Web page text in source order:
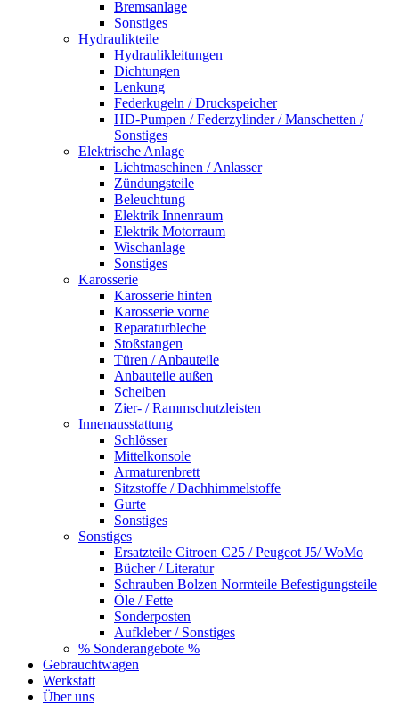
Bremsanlage
Sonstiges
Hydraulikteile
Hydraulikleitungen
Dichtungen
Lenkung
Federkugeln / Druckspeicher
HD-Pumpen / Federzylinder / Manschetten /
Sonstiges
Elektrische Anlage
Lichtmaschinen / Anlasser
Zündungsteile
Beleuchtung
Elektrik Innenraum
Elektrik Motorraum
Wischanlage
Sonstiges
Karosserie
Karosserie hinten
Karosserie vorne
Reparaturbleche
Stoßstangen
Türen / Anbauteile
Anbauteile außen
Scheiben
Zier- / Rammschutzleisten
Innenausstattung
Schlösser
Mittelkonsole
Armaturenbrett
Sitzstoffe / Dachhimmelstoffe
Gurte
Sonstiges
Sonstiges
Ersatzteile Citroen C25 / Peugeot J5/ WoMo
Bücher / Literatur
Schrauben Bolzen Normteile Befestigungsteile
Öle / Fette
Sonderposten
Aufkleber / Sonstiges
% Sonderangebote %
Gebrauchtwagen
Werkstatt
Über uns